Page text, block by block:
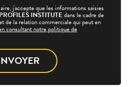
j'accepte que les informations saisies
INSTITUTE dans le cadre de
de la relation commerciale qui peut en
consultant notre politique de